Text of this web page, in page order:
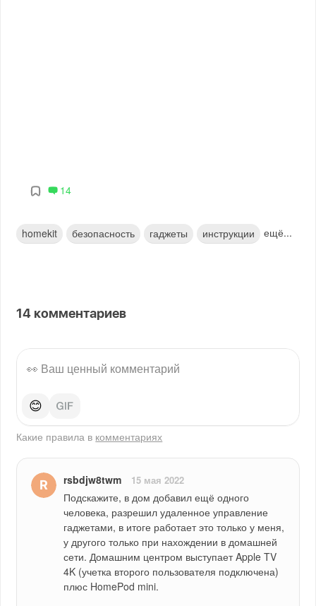
14
homekit безопасность гаджеты инструкции ещё...
14 комментариев
😊
Какие правила в комментариях
rsbdjw8twm 15 мая 2022
Подскажите, в дом добавил ещё одного
человека, разрешил удаленное управление
гаджетами, в итоге работает это только у меня,
у другого только при нахождении в домашней
сети. Домашним центром выступает Apple TV
4K (учетка второго пользователя подключена)
плюс HomePod mini.